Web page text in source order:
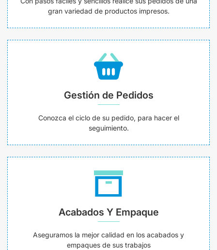
gran variedad de productos impresos.
Gestión de Pedidos
Conozca el ciclo de su pedido, para hacer el
seguimiento.
Acabados Y Empaque
Aseguramos la mejor calidad en los acabados y
empaques de sus trabajos